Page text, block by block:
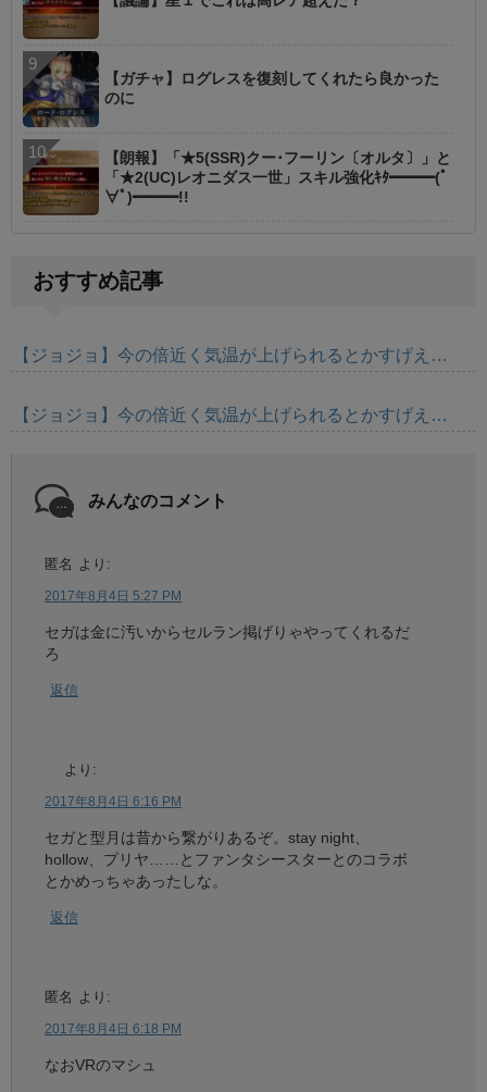
【ガチャ】ログレスを復刻してくれたら良かった
のに
【朗報】「★5(SSR)クー･フーリン〔オルタ〕」と
「★2(UC)レオニダス一世」スキル強化ｷﾀ━━━(ﾟ
∀ﾟ)━━━!!
おすすめ記事
【ジョジョ】今の倍近く気温が上げられるとかすげえ…
【ジョジョ】今の倍近く気温が上げられるとかすげえ…
みんなのコメント
匿名 より:
2017年8月4日 5:27 PM
セガは金に汚いからセルラン掲げりゃやってくれるだ
ろ
返信
より:
2017年8月4日 6:16 PM
セガと型月は昔から繋がりあるぞ。stay night、
hollow、プリヤ……とファンタシースターとのコラボ
とかめっちゃあったしな。
返信
匿名 より:
2017年8月4日 6:18 PM
なおVRのマシュ